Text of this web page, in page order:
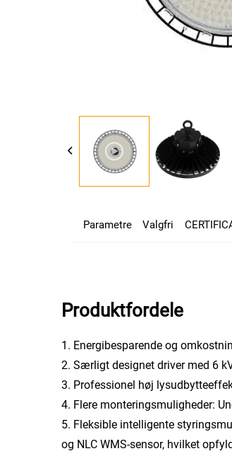
Parametre Valgfri
Produktfordele
1. Energibesparende og
2. Særligt designet driver med 6
3. Professionel høj
4. Flere monteringsmuligheder:
5. Fleksible intelligente
og NLC WMS-sensor, hvilket